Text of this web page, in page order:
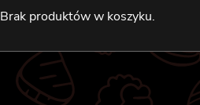
Brak produktów w koszyku.